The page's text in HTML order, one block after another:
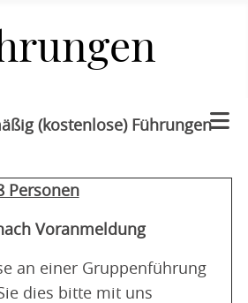
(kostenlose) Führungen
Personen
Voranmeldung
an einer Gruppenführung
dies bitte mit uns